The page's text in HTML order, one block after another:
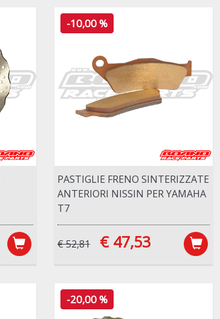
-10,00 %
PASTIGLIE FRENO SINTERIZZATE
ANTERIORI NISSIN PER YAMAHA
T7
€ 52,81 € 47,53
-20,00 %